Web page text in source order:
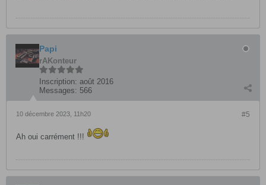
Papi
rAKonteur
Inscription: août 2016
Messages: 566
#5
10 décembre 2023, 11h20
Ah oui carrément !!!